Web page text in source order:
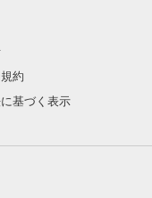
約
基づく表示